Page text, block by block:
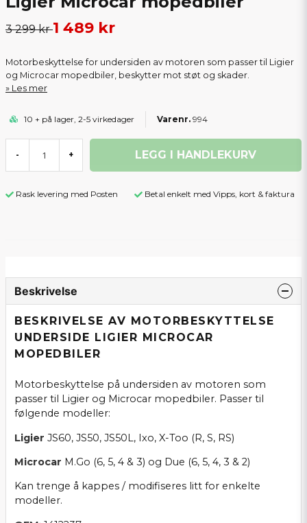
3 299 kr1 489 kr
Motorbeskyttelse for undersiden av motoren som passer til Ligier
og Microcar mopedbiler, beskytter mot støt og skader.
Les mer
10 + på lager, 2-5 virkedager 994
- + LEGG I HANDLEKURV
Rask levering med Posten Betal enkelt med Vipps, kort & faktura
Beskrivelse
BESKRIVELSE AV MOTORBESKYTTELSE
UNDERSIDE LIGIER MICROCAR
MOPEDBILER
Motorbeskyttelse på undersiden av motoren som
passer til Ligier og Microcar mopedbiler. Passer til
følgende modeller:
Ligier JS60, JS50, JS50L, Ixo, X-Too (R, S, RS)
Microcar M.Go (6, 5, 4 & 3) og Due (6, 5, 4, 3 & 2)
Kan trenge å kappes / modifiseres litt for enkelte
modeller.